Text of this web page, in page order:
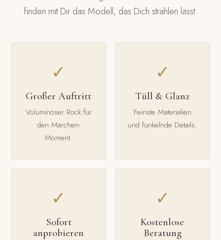
finden mit Dir das Modell, das Dich strahlen lässt.
✓
Großer Auftritt
Voluminöser Rock für
den Märchen-
Moment.
✓
Tüll & Glanz
Feinste Materialien
und funkelnde Details.
✓
Sofort
anprobieren
✓
Kostenlose
Beratung